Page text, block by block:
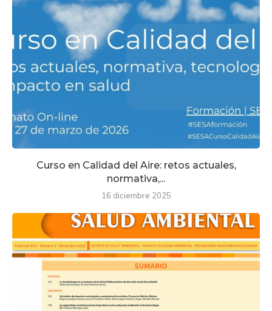
Curso en Calidad del Aire: retos actuales,
normativa,...
16 diciembre 2025